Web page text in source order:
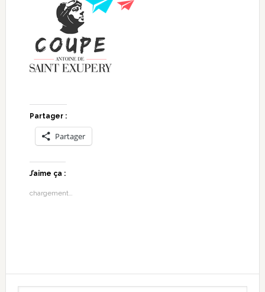
Partager :
Partager
J’aime ça :
chargement…